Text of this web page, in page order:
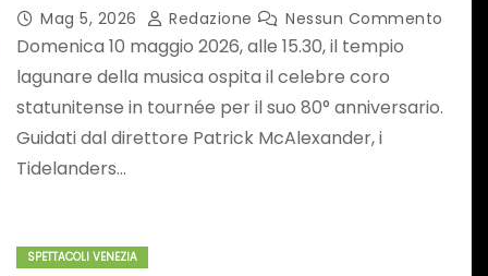
Mag 5, 2026 Redazione Nessun Commento
Domenica 10 maggio 2026, alle 15.30, il tempio
lagunare della musica ospita il celebre coro
statunitense in tournée per il suo 80° anniversario.
Guidati dal direttore Patrick McAlexander, i
Tidelanders…
SPETTACOLI VENEZIA
EVENTI VENEZIA E PROVINCIA